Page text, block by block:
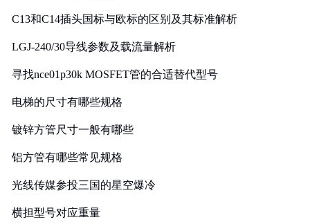
C13和C14插头国标与欧标的区别及其标准解析
LGJ-240/30导线参数及载流量解析
寻找nce01p30k MOSFET管的合适替代型号
电梯的尺寸有哪些规格
镀锌方管尺寸一般有哪些
铝方管有哪些常见规格
光线传媒参投三国的星空爆冷
横担型号对应重量